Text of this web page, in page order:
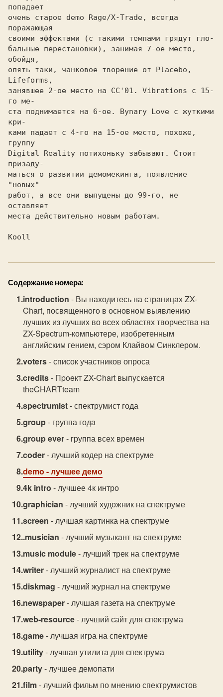
попадает
очень старое demo Rage/X-Trade, всегда
поражающая
своими эффектами (с такими темпами грядут гло-
бальные перестановки), занимая 7-ое место,
обойдя,
опять таки, чанковое творение от Placebo,
Lifeforms,
занявшее 2-ое место на CC'01. Vibrations с 15-
го ме-
ста поднимается на 6-ое. Bynary Love с жуткими
кри-
ками падает с 4-го на 15-ое место, похоже,
группу
Digital Reality потихоньку забывают. Стоит
призаду-
маться о развитии демомекинга, появление
"новых"
работ, а все они выпущены до 99-го, не
оставляет
места действительно новым работам.
Kooll
Содержание номера:
introduction - Вы находитесь на страницах ZX-
Chart, посвященного в основном выявлению
лучших из лучших во всех областях творчества на
ZX-Spectrum-компьютере, изобретенным
английским гением, сэром Клайвом Синклером.
voters- список участников опроса
credits- Пpoeкт ZX-Chart выпyскaeтся
theCHARTteam
spectrumist- спектрумист года
group- группа года
group ever- группа всех времен
coder- лучший кодер на спектруме
demo - лучшее демо
4k intro - лучшее 4к интро
graphician - лучший художник на спектруме
screen - лучшая картинка на спектруме
.musician - лучший музыкант на спектруме
music module- лучший трек на спектруме
writer- лучший журналист на спектруме
diskmag - лучший журнал на спектруме
newspaper- лучшая газета на спектруме
web-resource- лучший сайт для спектрума
game- лучшая игра на спектруме
utility- лучшая утилита для спектрума
party- лучшее демопати
film- лучший фильм по мнению спектрумистов